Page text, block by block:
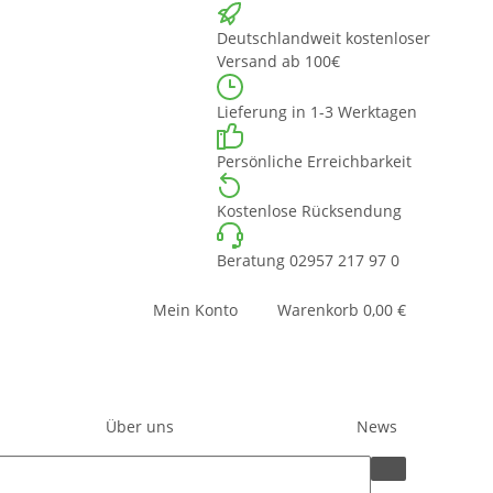
Deutschlandweit kostenloser
Versand ab 100€
Lieferung in 1-3 Werktagen
Persönliche Erreichbarkeit
Kostenlose Rücksendung
Beratung 02957 217 97 0
Mein Konto Warenkorb 0,00 €
Über uns News